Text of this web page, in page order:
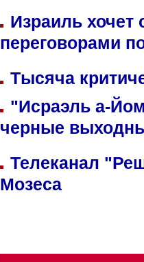
Израиль хочет
переговорами
Тысяча
"Исраэль а-
черные
Телеканал
Мозеса